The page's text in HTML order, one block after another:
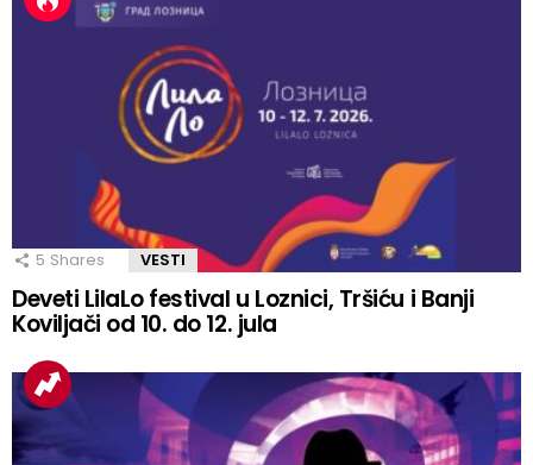
5 Shares VESTI
Deveti LilaLo festival u Loznici, Tršiću i Banji
Koviljači od 10. do 12. jula